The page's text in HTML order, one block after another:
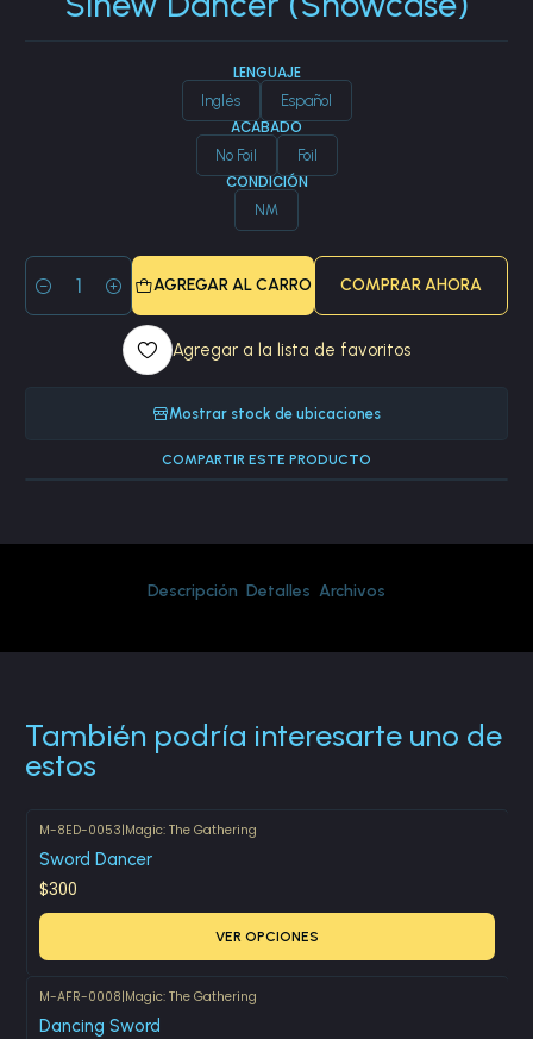
LENGUAJE
Inglés Español
ACABADO
No Foil Foil
CONDICIÓN
NM
Cantidad
AGREGAR AL CARRO COMPRAR AHORA
Agregar a la lista de favoritos
Mostrar stock de ubicaciones
COMPARTIR ESTE PRODUCTO
Descripción Detalles Archivos
También podría interesarte uno de
estos
M-8ED-0053|Magic: The Gathering
Sword Dancer
$300
VER OPCIONES
M-AFR-0008|Magic: The Gathering
Dancing Sword